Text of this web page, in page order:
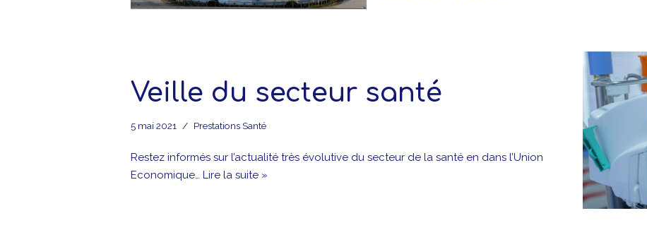
Veille du secteur santé
5 mai 2021 Prestations Santé
Restez informés sur l’actualité très évolutive du secteur de la santé en dans l’Union
Economique…Lire la suite »